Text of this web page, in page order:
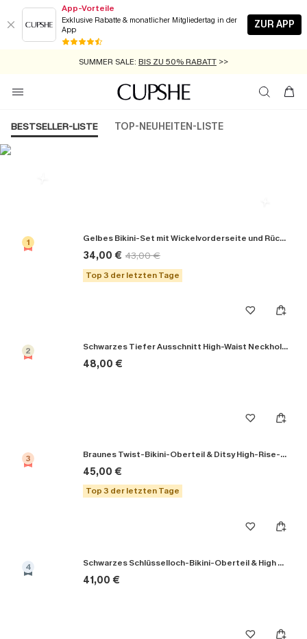
App-Vorteile
Exklusive Rabatte & monatlicher Mitgliedertag in der
App
ZUR APP
GRATIS MASSBAND MIT JEDEM SCHNELLVERSAND-ARTIKEL >>
SUMMER SALE: BIS ZU 50% RABATT >>
ZUM NEWSLETTER:BIS ZU -20% EXTRA ERHALTEN
KOSTENLOSER VERSAND AB 89 €
BESTSELLER-LISTE TOP-NEUHEITEN-LISTE
1 Gelbes Bikini-Set mit Wickelvorderseite und Rückenbindung
34,00 € 43,00 €
Top 3 der letzten Tage
2 Schwarzes Tiefer Ausschnitt High-Waist Neckholder-Bikini-Set
48,00 €
3 Braunes Twist-Bikini-Oberteil & Ditsy High-Rise-Bikinihose
45,00 €
Top 3 der letzten Tage
4 Schwarzes Schlüsselloch-Bikini-Oberteil & High Rise Bikinihose
41,00 €